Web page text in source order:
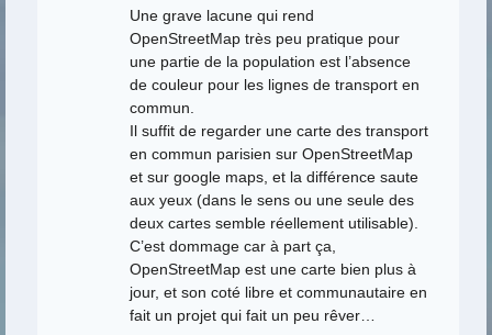
Une grave lacune qui rend
OpenStreetMap très peu pratique pour
une partie de la population est l’absence
de couleur pour les lignes de transport en
commun.
Il suffit de regarder une carte des transport
en commun parisien sur OpenStreetMap
et sur google maps, et la différence saute
aux yeux (dans le sens ou une seule des
deux cartes semble réellement utilisable).
C’est dommage car à part ça,
OpenStreetMap est une carte bien plus à
jour, et son coté libre et communautaire en
fait un projet qui fait un peu rêver…